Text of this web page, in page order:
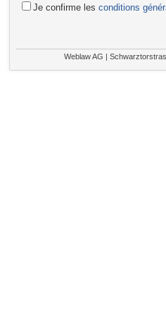
Je confirme les conditions
Weblaw AG |